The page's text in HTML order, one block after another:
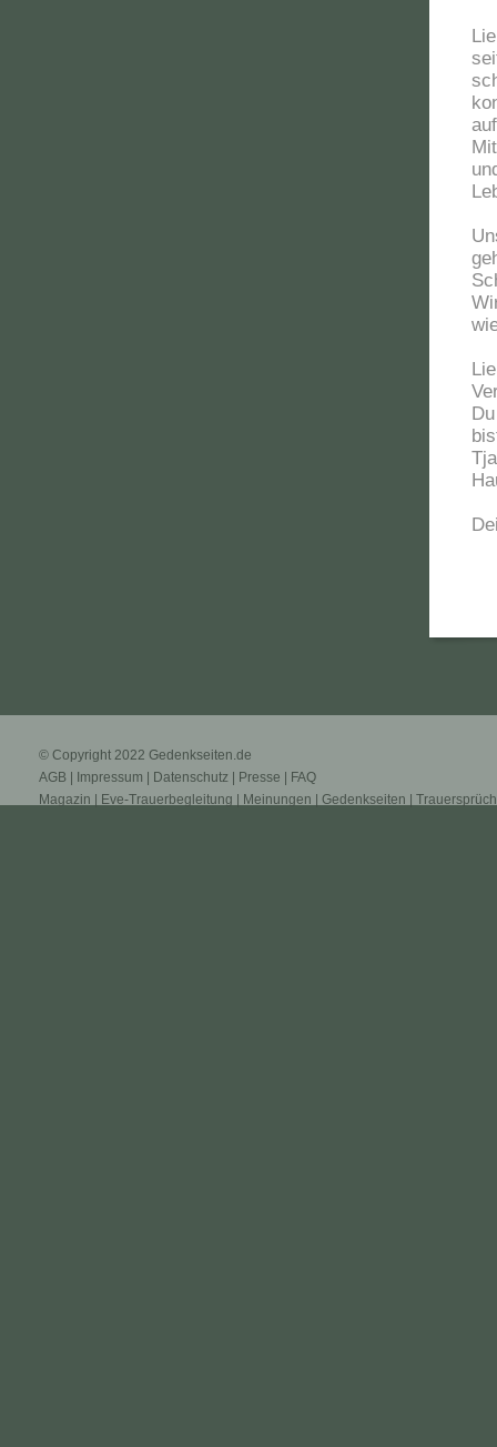
© Copyright 2022 Gedenkseiten.de
AGB
Impressum Datenschutz Presse
FAQ
Magazin
Eve-Trauerbegleitung Meinungen Gedenkseiten